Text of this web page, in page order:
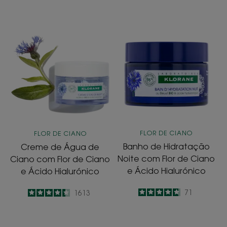
Ciano
com
Flor
de
Ácido
Hialurónico
FLOR DE CIANO
Creme de Água de
Ciano com Flor de Ciano
e Ácido Hialurónico
4.4
/5
1613
de
com
Flor
de
Hialurónico
FLOR DE CIANO
Banho de Hidratação
Noite com Flor de Ciano
e Ácido Hialurónico
4.7
/
5
71